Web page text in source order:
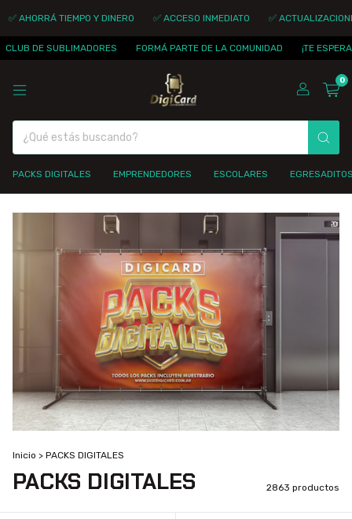
TIEMPO Y DINERO ✅ ACCESO INMEDIATO ✅ ACTUALIZACIONES DIARIAS
FORMÁ PARTE DE LA COMUNIDAD ¡TE ESPERAMOS!
0
PACKS DIGITALES EMPRENDEDORES ESCOLARES
Inicio > PACKS DIGITALES
PACKS DIGITALES 2863 productos